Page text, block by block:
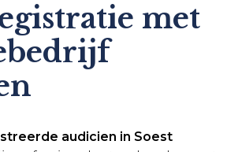
met
audicien in Soest